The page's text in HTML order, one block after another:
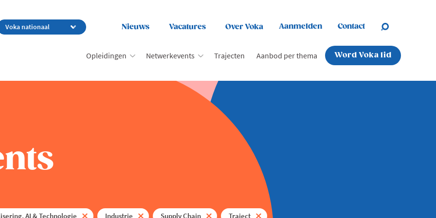
Nieuws Vacatures Over Voka Aanmelden Contact
Opleidingen Netwerkevents Trajecten Aanbod per thema Word Voka lid
AI & Technologie Industrie Supply Chain Traject